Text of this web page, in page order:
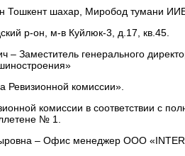
Тошкент шахар, Миробод тумани
р-он, м-в Куйлюк-3, д.17, кв.45.
– Заместитель генерального
Ревизионной комиссии».
комиссии в соответствии с
№ 1.
– Офис менеджер ООО